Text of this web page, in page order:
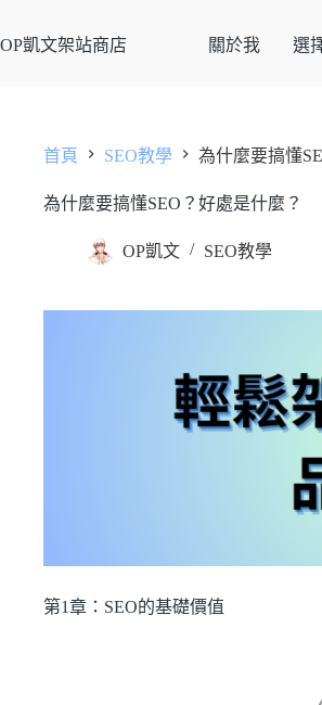
OP凱文架站商店 關於我 選
首頁 SEO教學 為什麼要搞懂
為什麼要搞懂SEO？好處是什麼？
OP凱文 SEO教學
第1章：SEO的基礎價值